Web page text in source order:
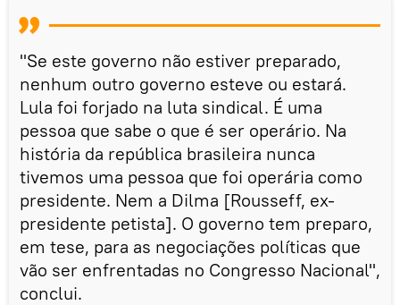
"Se este governo não estiver preparado,
nenhum outro governo esteve ou estará.
Lula foi forjado na luta sindical. É uma
pessoa que sabe o que é ser operário. Na
história da república brasileira nunca
tivemos uma pessoa que foi operária como
presidente. Nem a Dilma [Rousseff, ex-
presidente petista]. O governo tem preparo,
em tese, para as negociações políticas que
vão ser enfrentadas no Congresso Nacional",
conclui.